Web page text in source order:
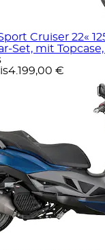
Cruiser 22«
Set, mit Topcase,
4.199,00 €